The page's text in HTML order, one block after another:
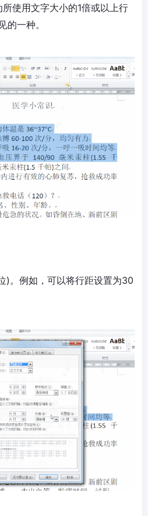
使用文字大小的1倍或以上行
的一种。
)。例如，可以将行距设置为30